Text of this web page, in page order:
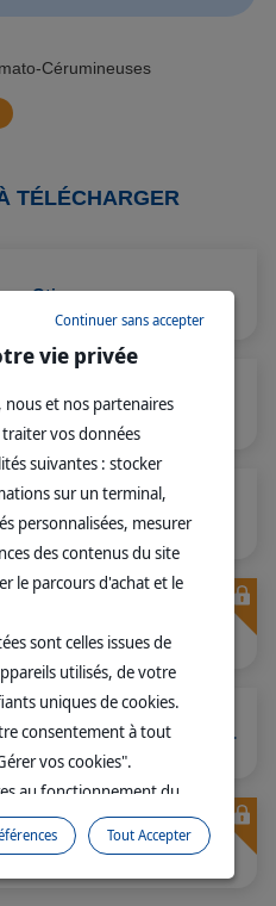
Cérumineuses
TÉLÉCHARGER
Otis
vs Neptra
Cortotic vs Osurnia
[Dépliant propriétaire] Je prends soin des oreilles de mon chien
OTIC
vie privée
et nos partenaires
vos données
suivantes : stocker
sur un terminal,
personnalisées, mesurer
des contenus du site
le parcours d'achat et le
sont celles issues de
utilisés, de votre
uniques de cookies.
consentement à tout
vos cookies".
au fonctionnement du
consentement. Ils
navigation sur le site. En
accepter” aucun cookie
Continuer sans accepter
Tout Accepter